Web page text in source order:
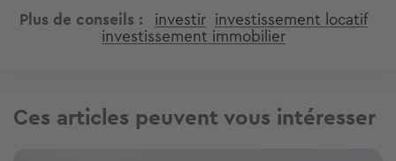
Plus de conseils investir investissement locatif
investissement immobilier
Ces articles peuvent vous intéresser